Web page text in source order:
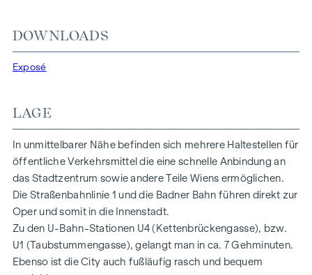
Die Schäffergasse selbst ist eine ruhige Wohnstraße, die
Wohnatmosphäre bietet.
wollen und dennoch die Vorzüge einer ruhigen
HIGHLIGHTS
Freie Mietzinsbildung
32 - 120 m2 Wohnfläche
Kompakte 1-2 Zimmer Wohnungen
Hauszentralheizung
Barrierefreier Zugang zu allen Wohnungen
DOWNLOADS
Exposé
LAGE
In unmittelbarer Nähe befinden sich mehrere Haltestellen für
öffentliche Verkehrsmittel die eine schnelle Anbindung an
das Stadtzentrum sowie andere Teile Wiens ermöglichen.
Die Straßenbahnlinie 1 und die Badner Bahn führen direkt zur
Oper und somit in die Innenstadt.
Zu den U-Bahn-Stationen U4 (Kettenbrückengasse), bzw.
U1 (Taubstummengasse), gelangt man in ca. 7 Gehminuten.
Ebenso ist die City auch fußläufig rasch und bequem